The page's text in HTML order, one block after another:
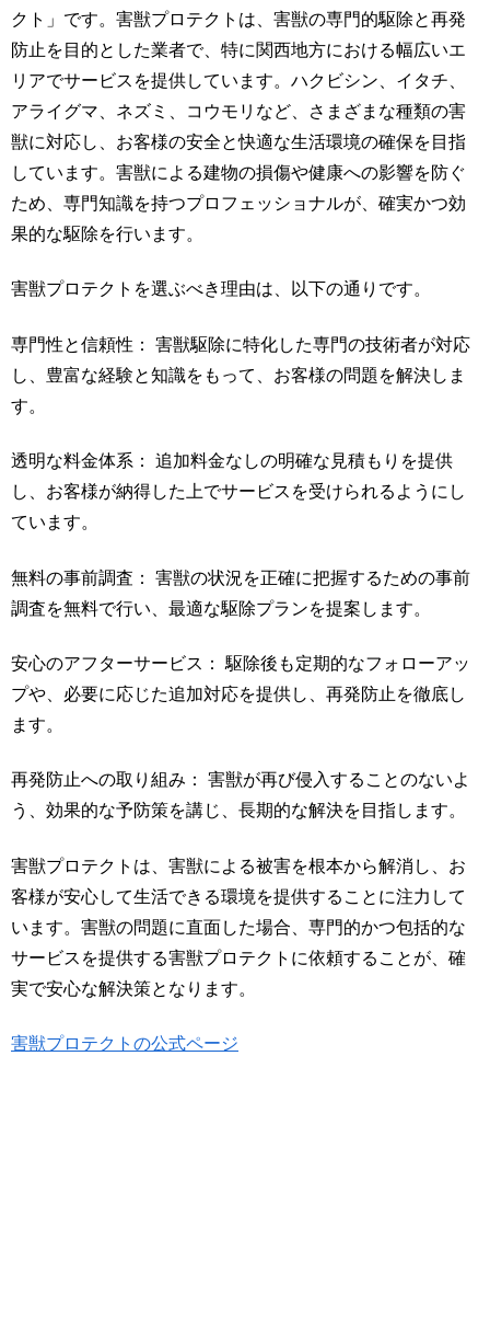
クト」です。害獣プロテクトは、害獣の専門的駆除と再発
防止を目的とした業者で、特に関西地方における幅広いエ
リアでサービスを提供しています。ハクビシン、イタチ、
アライグマ、ネズミ、コウモリなど、さまざまな種類の害
獣に対応し、お客様の安全と快適な生活環境の確保を目指
しています。害獣による建物の損傷や健康への影響を防ぐ
ため、専門知識を持つプロフェッショナルが、確実かつ効
果的な駆除を行います。
害獣プロテクトを選ぶべき理由は、以下の通りです。
専門性と信頼性： 害獣駆除に特化した専門の技術者が対応
し、豊富な経験と知識をもって、お客様の問題を解決しま
す。
透明な料金体系： 追加料金なしの明確な見積もりを提供
し、お客様が納得した上でサービスを受けられるようにし
ています。
無料の事前調査： 害獣の状況を正確に把握するための事前
調査を無料で行い、最適な駆除プランを提案します。
安心のアフターサービス： 駆除後も定期的なフォローアッ
プや、必要に応じた追加対応を提供し、再発防止を徹底し
ます。
再発防止への取り組み： 害獣が再び侵入することのないよ
う、効果的な予防策を講じ、長期的な解決を目指します。
害獣プロテクトは、害獣による被害を根本から解消し、お
客様が安心して生活できる環境を提供することに注力して
います。害獣の問題に直面した場合、専門的かつ包括的な
サービスを提供する害獣プロテクトに依頼することが、確
実で安心な解決策となります。
害獣プロテクトの公式ページ